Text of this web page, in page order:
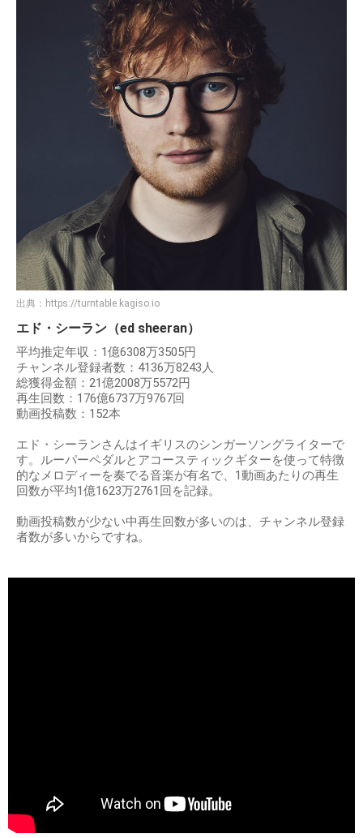
出典： https://turntable.kagiso.io
エド・シーラン（ed sheeran）
平均推定年収：1億6308万3505円
チャンネル登録者数：4136万8243人
総獲得金額：21億2008万5572円
再生回数：176億6737万9767回
動画投稿数：152本
エド・シーランさんはイギリスのシンガーソングライターで
す。ルーパーペダルとアコースティックギターを使って特徴
的なメロディーを奏でる音楽が有名で、1動画あたりの再生
回数が平均1億1623万2761回を記録。
動画投稿数が少ない中再生回数が多いのは、チャンネル登録
者数が多いからですね。